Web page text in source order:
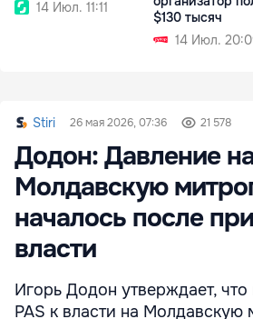
14 Июл. 11:11
$130 тысяч
14 Июл.
Stiri 26 мая 2026, 07:36 21 578
Додон: Давление
Молдавскую
началось после
власти
Игорь Додон утверждает,
PAS к власти на